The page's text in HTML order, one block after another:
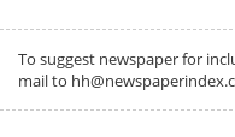
To suggest newspaper for
mail to